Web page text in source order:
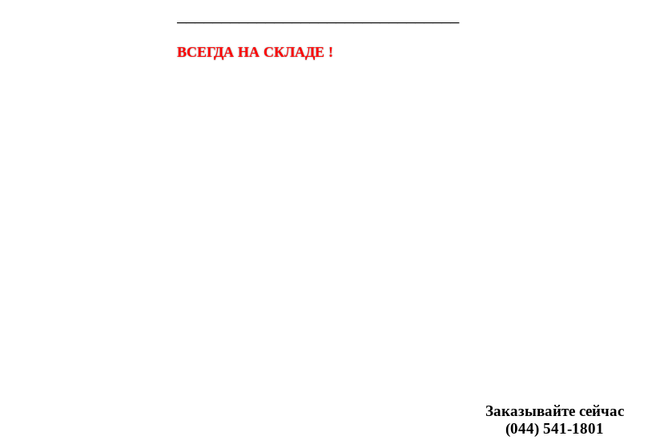
────────────────────────────────
ВСЕГДА НА СКЛАДЕ !
Заказывайте сейчас
(044) 541-1801